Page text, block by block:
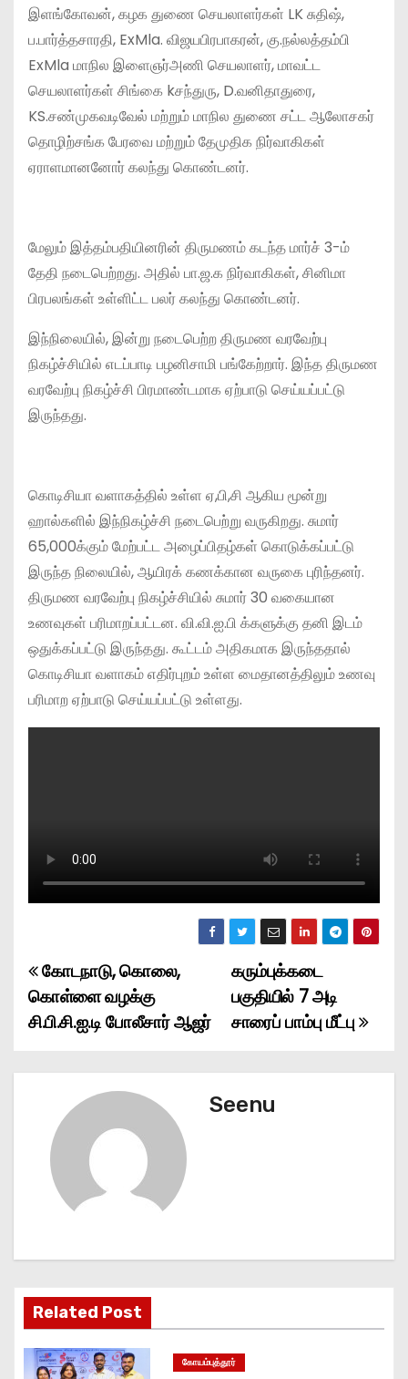
இளங்கோவன், கழக துணை செயலாளர்கள் LK சுதிஷ்,
ப.பார்த்தசாரதி, ExMla. விஜயபிரபாகரன், கு.நல்லத்தம்பி
ExMla மாநில இளைஞர்அணி செயலாளர், மாவட்ட
செயலாளர்கள் சிங்கை kசந்துரு, D.வனிதாதுரை,
KS.சண்முகவடிவேல் மற்றும் மாநில துணை சட்ட ஆலோசகர்
தொழிற்சங்க பேரவை மற்றும் தேமுதிக நிர்வாகிகள்
ஏராளமானனோர் கலந்து கொண்டனர்.
மேலும் இத்தம்பதியினரின் திருமணம் கடந்த மார்ச் 3-ம்
தேதி நடைபெற்றது. அதில் பா.ஜ.க நிர்வாகிகள், சினிமா
பிரபலங்கள் உள்ளிட்ட பலர் கலந்து கொண்டனர்.
இந்நிலையில், இன்று நடைபெற்ற திருமண வரவேற்பு
நிகழ்ச்சியில் எடப்பாடி பழனிசாமி பங்கேற்றார். இந்த திருமண
வரவேற்பு நிகழ்ச்சி பிரமாண்டமாக ஏற்பாடு செய்யப்பட்டு
இருந்தது.
கொடிசியா வளாகத்தில் உள்ள ஏ,பி,சி ஆகிய மூன்று
ஹால்களில் இந்நிகழ்ச்சி நடைபெற்று வருகிறது. சுமார்
65,000க்கும் மேற்பட்ட அழைப்பிதழ்கள் கொடுக்கப்பட்டு
இருந்த நிலையில், ஆயிரக் கணக்கான வருகை புரிந்தனர்.
திருமண வரவேற்பு நிகழ்ச்சியில் சுமார் 30 வகையான
உணவுகள் பரிமாறப்பட்டன. வி.வி.ஐ.பி க்களுக்கு தனி இடம்
ஒதுக்கப்பட்டு இருந்தது. கூட்டம் அதிகமாக இருந்ததால்
கொடிசியா வளாகம் எதிர்புறம் உள்ள மைதானத்திலும் உணவு
பரிமாற ஏற்பாடு செய்யப்பட்டு உள்ளது.
P
o
a
t
கரும்புக்கடை
பகுதியில் 7 அடி
சாரைப் பாம்பு மீட்பு
கோடநாடு, கொலை,
கொள்ளை வழக்கு
சி.பி.சி.ஐ.டி போலீசார் ஆஜர்
Seenu
Related Post
கோயம்புத்தூர்